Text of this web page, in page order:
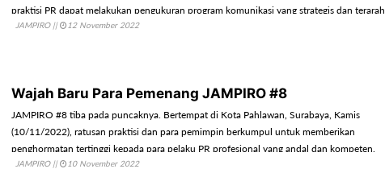
praktisi PR dapat melakukan pengukuran program komunikasi yang strategis dan terarah.
JAMPIRO|| 12 November 2022
Wajah Baru Para Pemenang JAMPIRO #8
JAMPIRO #8 tiba pada puncaknya. Bertempat di Kota Pahlawan, Surabaya, Kamis
(10/11/2022), ratusan praktisi dan para pemimpin berkumpul untuk memberikan
penghormatan tertinggi kepada para pelaku PR profesional yang andal dan kompeten.
JAMPIRO|| 10 November 2022